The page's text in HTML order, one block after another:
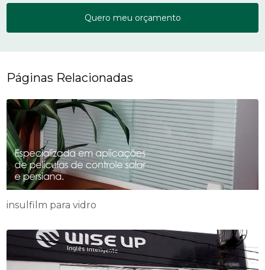
Quero meu orçamento
Páginas Relacionadas
insulfilm para vidro